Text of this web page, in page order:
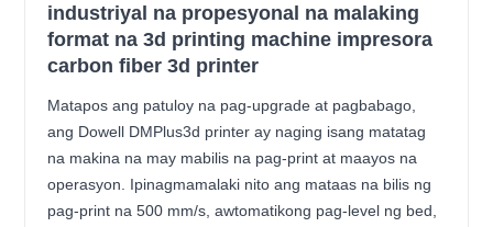
industriyal na propesyonal na malaking
format na 3d printing machine impresora
carbon fiber 3d printer
Matapos ang patuloy na pag-upgrade at pagbabago,
ang Dowell DMPlus3d printer ay naging isang matatag
na makina na may mabilis na pag-print at maayos na
operasyon. Ipinagmamalaki nito ang mataas na bilis ng
pag-print na 500 mm/s, awtomatikong pag-level ng bed,